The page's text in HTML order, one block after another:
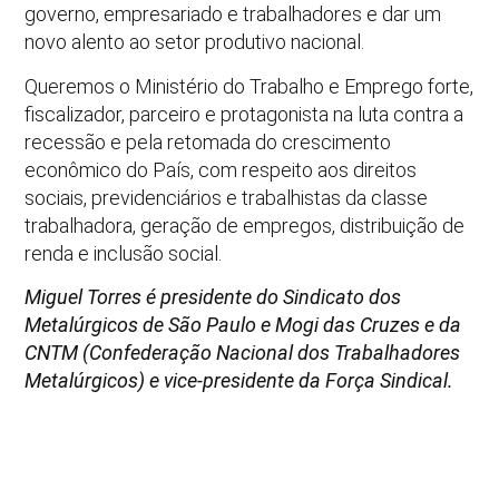
governo, empresariado e trabalhadores e dar um
novo alento ao setor produtivo nacional.
Queremos o Ministério do Trabalho e Emprego forte,
fiscalizador, parceiro e protagonista na luta contra a
recessão e pela retomada do crescimento
econômico do País, com respeito aos direitos
sociais, previdenciários e trabalhistas da classe
trabalhadora, geração de empregos, distribuição de
renda e inclusão social.
Miguel Torres é presidente do Sindicato dos
Metalúrgicos de São Paulo e Mogi das Cruzes e da
CNTM (Confederação Nacional dos Trabalhadores
Metalúrgicos) e vice-presidente da Força Sindical.